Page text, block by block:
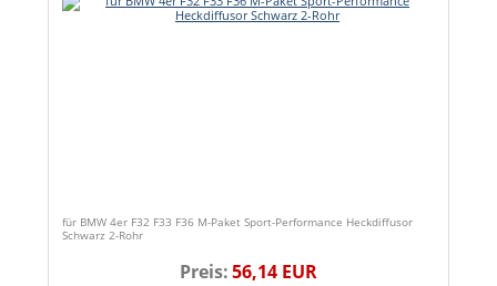
für BMW 4er F32 F33 F36 M-Paket Sport-Performance Heckdiffusor
Schwarz 2-Rohr
Preis:56,14 EUR